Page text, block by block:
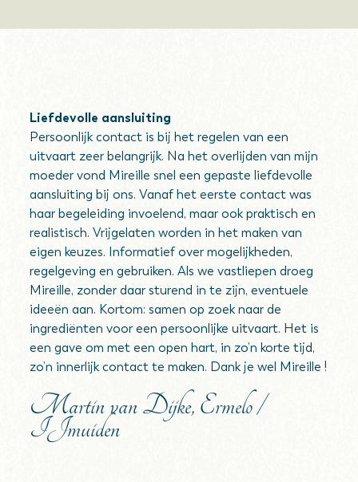
Liefdevolle aansluiting
Persoonlijk contact is bij het regelen van een
uitvaart zeer belangrijk. Na het overlijden van mijn
moeder vond Mireille snel een gepaste liefdevolle
aansluiting bij ons. Vanaf het eerste contact was
haar begeleiding invoelend, maar ook praktisch en
realistisch. Vrijgelaten worden in het maken van
eigen keuzes. Informatief over mogelijkheden,
regelgeving en gebruiken. Als we vastliepen droeg
Mireille, zonder daar sturend in te zijn, eventuele
ideeën aan. Kortom: samen op zoek naar de
ingrediënten voor een persoonlijke uitvaart. Het is
een gave om met een open hart, in zo’n korte tijd,
zo’n innerlijk contact te maken. Dank je wel Mireille !
Martin van Dijke, Ermelo /
IJmuiden